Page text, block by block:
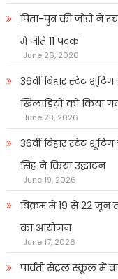
पिता-पुत्र की जोड़ी ने
में जीते 11 पदक
June 26, 2026
36वीं बिहार स्टेट
खिलाडिय़ों को किया
June 23, 2026
36वीं बिहार स्टेट
सिंह ने किया उद्घाटन
June 19, 2026
बिक्रम में 19 से 22 जून
का आयोजन
June 17, 2026
पार्वती सेंट्रल स्कूल में